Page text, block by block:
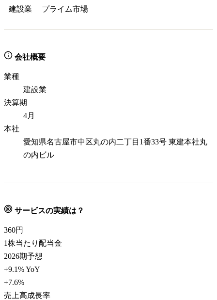
建設業 プライム市場
会社概要
業種
建設業
決算期
4月
本社
愛知県名古屋市中区丸の内二丁目1番33号 東建本社丸
の内ビル
サービスの実績は？
360円
1株当たり配当金
2026期予想
+9.1% YoY
+7.6%
売上高成長率